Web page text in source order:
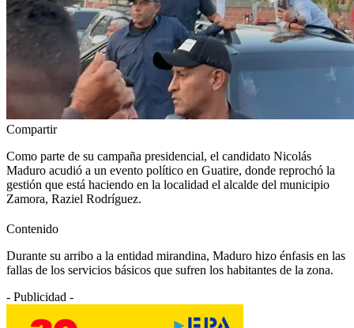
Compartir
Como parte de su campaña presidencial, el candidato Nicolás
Maduro acudió a un evento político en Guatire, donde reprochó la
gestión que está haciendo en la localidad el alcalde del municipio
Zamora, Raziel Rodríguez.
Contenido
Durante su arribo a la entidad mirandina, Maduro hizo énfasis en las
fallas de los servicios básicos que sufren los habitantes de la zona.
- Publicidad -